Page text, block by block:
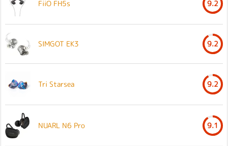
FiiO FH5s 9.2
SIMGOT EK3 9.2
Tri Starsea 9.2
NUARL N6 Pro 9.1